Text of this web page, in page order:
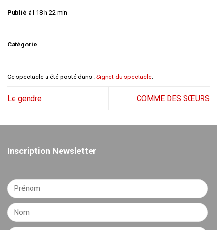
Publié à | 18 h 22 min
Catégorie
Ce spectacle a été posté dans . Signet du spectacle
Le gendre COMME DES SŒURS
Inscription Newsletter